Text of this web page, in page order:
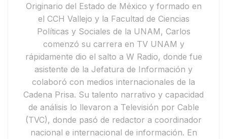
Originario del Estado de México y formado en
el CCH Vallejo y la Facultad de Ciencias
Políticas y Sociales de la UNAM, Carlos
comenzó su carrera en TV UNAM y
rápidamente dio el salto a W Radio, donde fue
asistente de la Jefatura de Información y
colaboró con medios internacionales de la
Cadena Prisa. Su talento narrativo y capacidad
de análisis lo llevaron a Televisión por Cable
(TVC), donde pasó de redactor a coordinador
nacional e internacional de información. En